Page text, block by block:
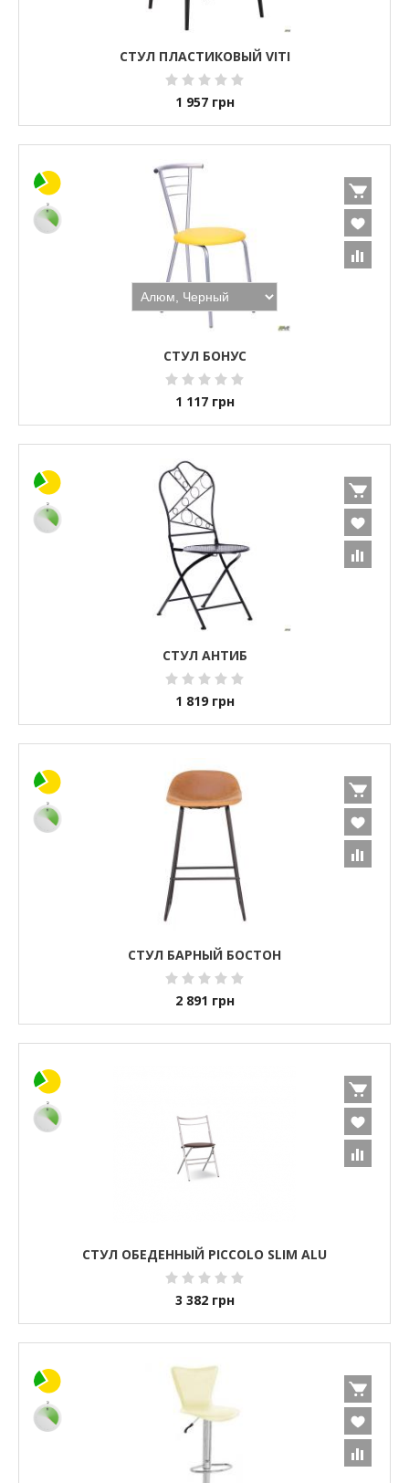
СТУЛ ПЛАСТИКОВЫЙ VITI
1 957 грн
СТУЛ БОНУС
1 117 грн
СТУЛ АНТИБ
1 819 грн
СТУЛ БАРНЫЙ БОСТОН
2 891 грн
СТУЛ ОБЕДЕННЫЙ PICCOLO SLIM ALU
3 382 грн